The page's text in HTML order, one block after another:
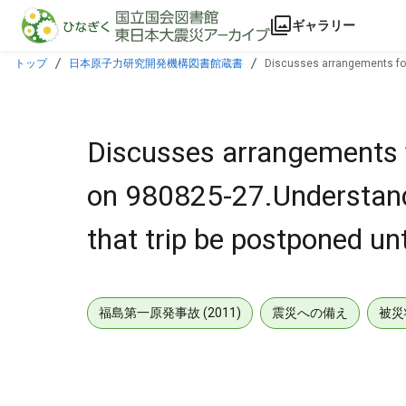
本文に飛ぶ
ギャラリー
トップ 日本原子力研究開発機構図書館蔵書 Discusses arrangements
Discusses
on 980825-
that trip be postponed
福島第一原発事故 (2011) 震災への備え 被災